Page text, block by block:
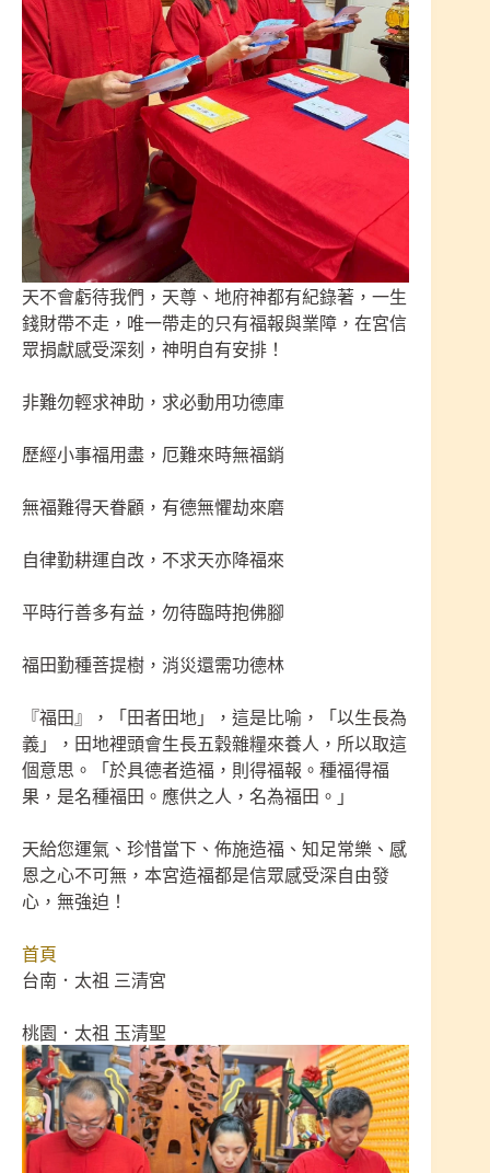
天不會虧待我們，天尊、地府神都有紀錄著，一生
錢財帶不走，唯一帶走的只有福報與業障，在宮信
眾捐獻感受深刻，神明自有安排！
非難勿輕求神助，求必動用功德庫
歷經小事福用盡，厄難來時無福銷
無福難得天眷顧，有德無懼劫來磨
自律勤耕運自改，不求天亦降福來
平時行善多有益，勿待臨時抱佛腳
福田勤種菩提樹，消災還需功德林
『福田』，「田者田地」，這是比喻，「以生長為
義」，田地裡頭會生長五穀雜糧來養人，所以取這
個意思。「於具德者造福，則得福報。種福得福
果，是名種福田。應供之人，名為福田。」
天給您運氣、珍惜當下、佈施造福、知足常樂、感
恩之心不可無，本宮造福都是信眾感受深自由發
心，無強迫！
首頁
台南．太祖 三清宮
桃園．太祖 玉清聖